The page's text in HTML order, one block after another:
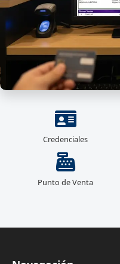
Credenciales
Punto de Venta